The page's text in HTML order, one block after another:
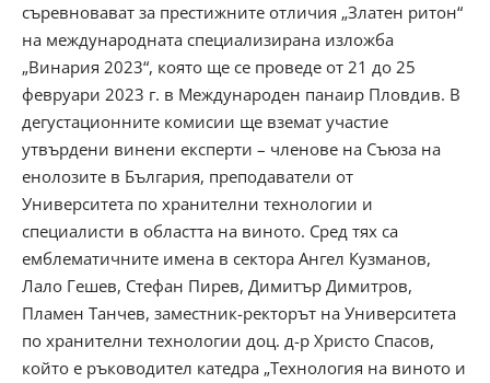
съревновават за престижните отличия „Златен ритон“
на международната специализирана изложба
„Винария 2023“, която ще се проведе от 21 до 25
февруари 2023 г. в Международен панаир Пловдив. В
дегустационните комисии ще вземат участие
утвърдени винени експерти – членове на Съюза на
енолозите в България, преподаватели от
Университета по хранителни технологии и
специалисти в областта на виното. Сред тях са
емблематичните имена в сектора Ангел Кузманов,
Лало Гешев, Стефан Пирев, Димитър Димитров,
Пламен Танчев, заместник-ректорът на Университета
по хранителни технологии доц. д-р Христо Спасов,
който е ръководител катедра „Технология на виното и